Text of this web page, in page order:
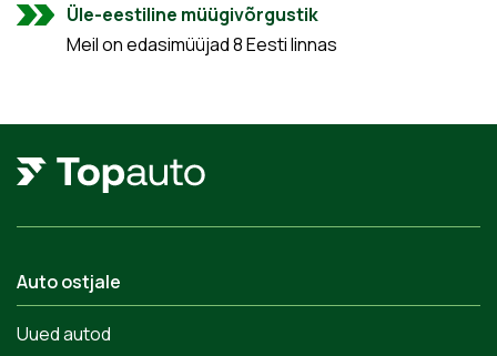
Üle-eestiline müügivõrgustik
Meil on edasimüüjad 8 Eesti linnas
Auto ostjale
Uued autod